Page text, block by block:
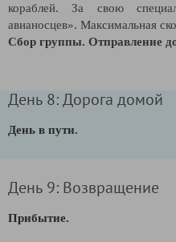
кораблей. За свою
авианосцев». Максимальная
Сбор группы. Отправление
День 8: Дорога домой
День в пути.
День 9: Возвращение
Прибытие.